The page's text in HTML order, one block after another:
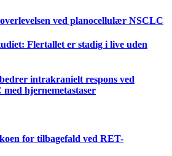
ved planocellulær NSCLC
Flertallet er stadig i live uden
intrakranielt respons ved
hjernemetastaser
for tilbagefald ved RET-